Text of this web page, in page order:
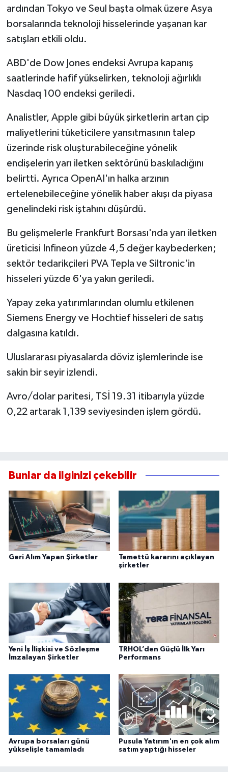
ardından Tokyo ve Seul başta olmak üzere Asya
borsalarında teknoloji hisselerinde yaşanan kar
satışları etkili oldu.
ABD'de Dow Jones endeksi Avrupa kapanış
saatlerinde hafif yükselirken, teknoloji ağırlıklı
Nasdaq 100 endeksi geriledi.
Analistler, Apple gibi büyük şirketlerin artan çip
maliyetlerini tüketicilere yansıtmasının talep
üzerinde risk oluşturabileceğine yönelik
endişelerin yarı iletken sektörünü baskıladığını
belirtti. Ayrıca OpenAI'ın halka arzının
ertelenebileceğine yönelik haber akışı da piyasa
genelindeki risk iştahını düşürdü.
Bu gelişmelerle Frankfurt Borsası'nda yarı iletken
üreticisi Infineon yüzde 4,5 değer kaybederken;
sektör tedarikçileri PVA Tepla ve Siltronic'in
hisseleri yüzde 6'ya yakın geriledi.
Yapay zeka yatırımlarından olumlu etkilenen
Siemens Energy ve Hochtief hisseleri de satış
dalgasına katıldı.
Uluslararası piyasalarda döviz işlemlerinde ise
sakin bir seyir izlendi.
Avro/dolar paritesi, TSİ 19.31 itibarıyla yüzde
0,22 artarak 1,139 seviyesinden işlem gördü.
Bunlar da ilginizi çekebilir
Geri Alım Yapan Şirketler
Temettü kararını açıklayan
şirketler
Yeni İş İlişkisi ve Sözleşme
İmzalayan Şirketler
TRHOL’den Güçlü İlk Yarı
Performans
Avrupa borsaları günü
yükselişle tamamladı
Pusula Yatırım'ın en çok alım
satım yaptığı hisseler